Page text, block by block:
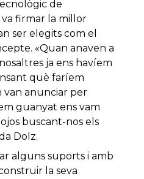
de
va firmar la millor
ser elegits com el
«Quan anaven a
ja ens havíem
què faríem
van anunciar per
guanyat ens vam
buscant-nos els
Dolz.
alguns suports i amb
la seva